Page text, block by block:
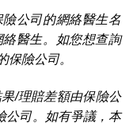
公司的網絡醫生名
醫生。如您想查詢
保險公司。
/理賠差額由保險公
公司。如有爭議，本